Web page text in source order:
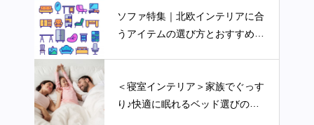
ソファ特集｜北欧インテリアに合
うアイテムの選び方とおすすめ商
＜寝室インテリア＞家族でぐっす
り♪快適に眠れるベッド選びのポ